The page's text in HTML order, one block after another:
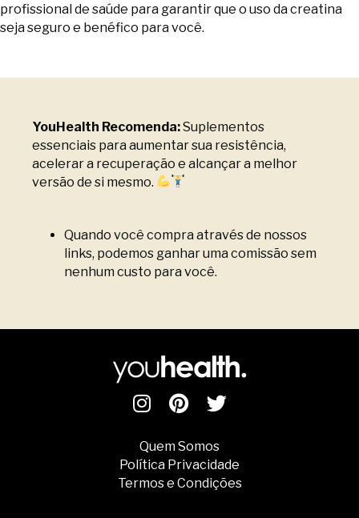
profissional de saúde para garantir que o uso da creatina
seja seguro e benéfico para você.
YouHealth Recomenda:Suplementos
essenciais para aumentar sua resistência,
acelerar a recuperação e alcançar a melhor
versão de si mesmo.
Quando você compra através de nossos
links, podemos ganhar uma comissão sem
nenhum custo para você.
Quem Somos
Política Privacidade
Termos e Condições